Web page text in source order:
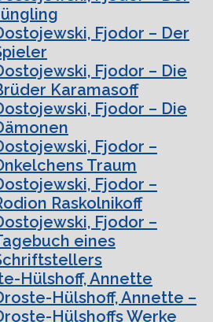
Fjodor – Der
Fjodor – Die
Karamasoff
Fjodor – Die
Fjodor –
Traum
Fjodor –
Raskolnikoff
Fjodor –
eines
Hülshoff, Annette
Hülshoff, Annette –
Hülshoffs Werke